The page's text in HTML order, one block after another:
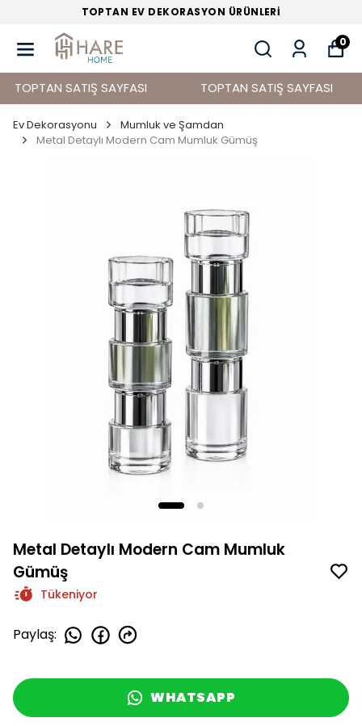
TOPTAN EV DEKORASYON ÜRÜNLERİ
0
TOPTAN SATIŞ SAYFASI TOPTAN SATIŞ SAYFASI
Ev Dekorasyonu
Mumluk ve Şamdan
Metal Detaylı Modern Cam Mumluk Gümüş
Metal Detaylı Modern Cam Mumluk
Gümüş
Tükeniyor
Paylaş:
WHATSAPP